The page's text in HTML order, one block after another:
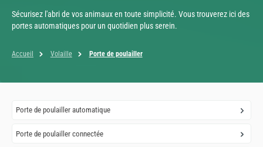
Sécurisez l'abri de vos animaux en toute simplicité. Vous trouverez ici des
portes automatiques pour un quotidien plus serein.
Accueil Volaille Porte de poulailler
Porte de poulailler automatique
Porte de poulailler connectée